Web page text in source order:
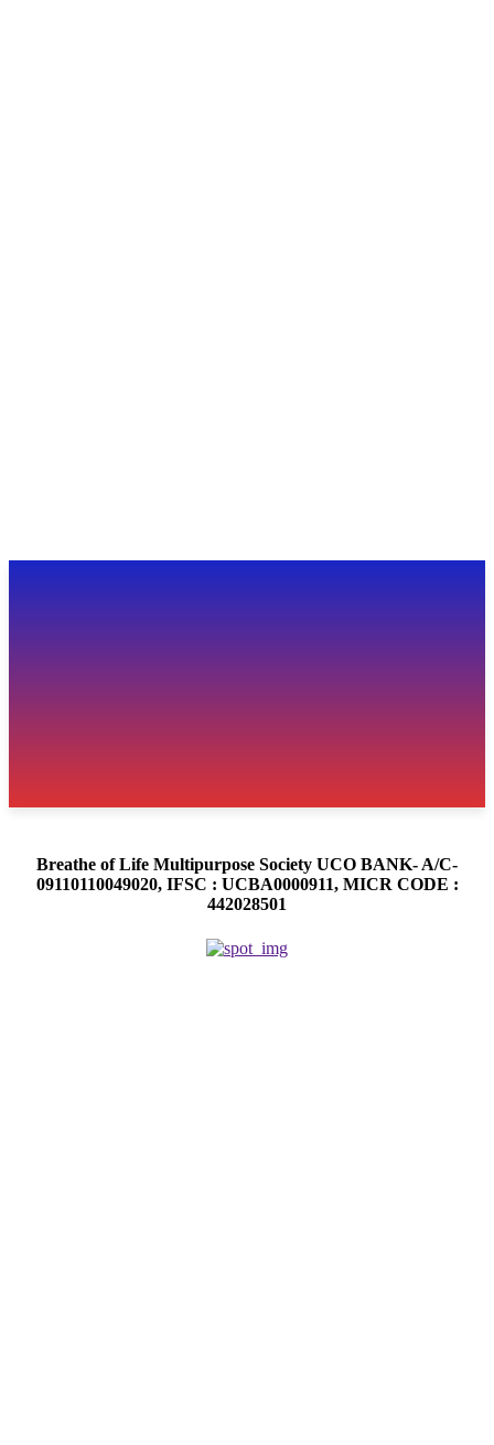
Breathe of Life Multipurpose Society UCO BANK- A/C-
09110110049020, IFSC : UCBA0000911, MICR CODE :
442028501